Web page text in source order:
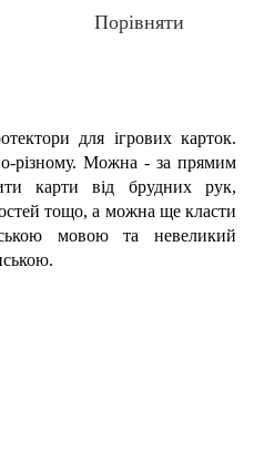
Порівняти
для ігрових карток.
різному. Можна - за прямим
карти від брудних рук,
тощо, а можна ще класти
мовою та невеликий